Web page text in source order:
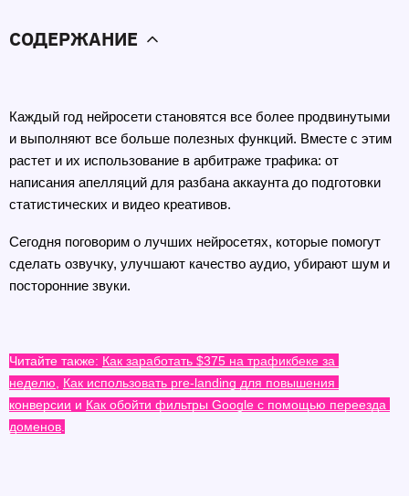
СОДЕРЖАНИЕ
Каждый год нейросети становятся все более продвинутыми
и выполняют все больше полезных функций. Вместе с этим
растет и их использование в арбитраже трафика: от
написания апелляций для разбана аккаунта до подготовки
статистических и видео креативов.
Сегодня поговорим о лучших нейросетях, которые помогут
сделать озвучку, улучшают качество аудио, убирают шум и
посторонние звуки.
Читайте также: Как заработать $375 на трафикбеке за
неделю
Как использовать pre-landing для повышения
конверсии и Как обойти фильтры Google с помощью переезда
доменов